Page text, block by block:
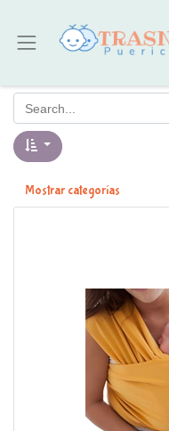
Mostrar categorías